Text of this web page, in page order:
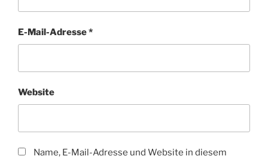
E-Mail-Adresse*
Website
Name, E-Mail-Adresse und Website in diesem